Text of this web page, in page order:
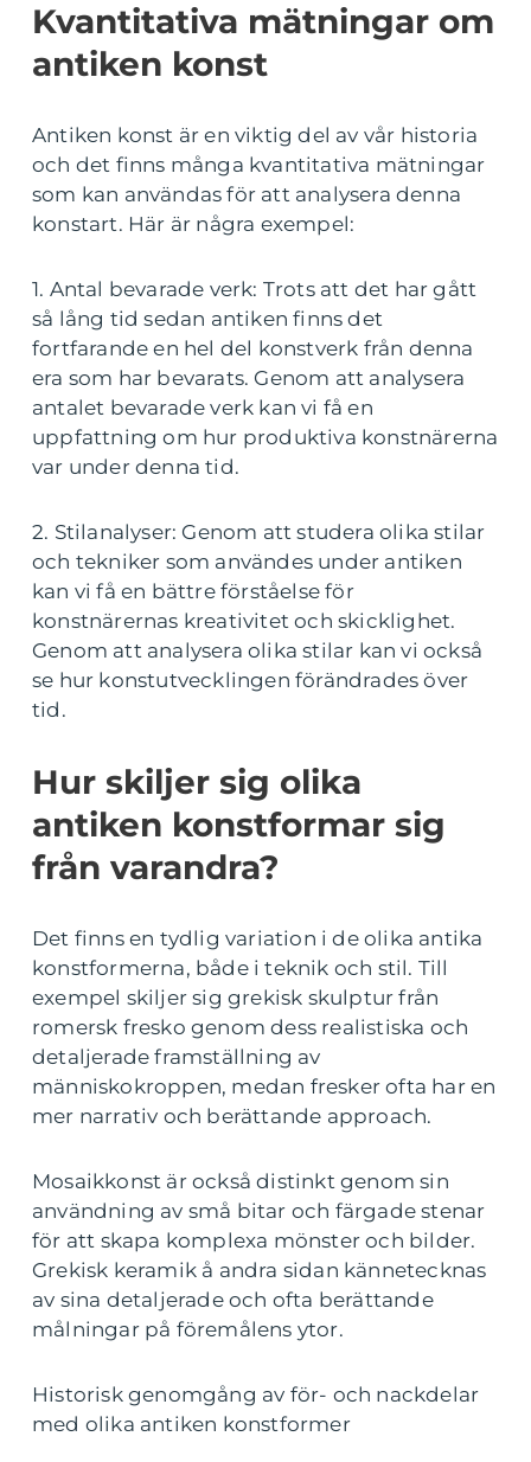
Kvantitativa mätningar om
antiken konst
Antiken konst är en viktig del av vår historia
och det finns många kvantitativa mätningar
som kan användas för att analysera denna
konstart. Här är några exempel:
1. Antal bevarade verk: Trots att det har gått
så lång tid sedan antiken finns det
fortfarande en hel del konstverk från denna
era som har bevarats. Genom att analysera
antalet bevarade verk kan vi få en
uppfattning om hur produktiva konstnärerna
var under denna tid.
2. Stilanalyser: Genom att studera olika stilar
och tekniker som användes under antiken
kan vi få en bättre förståelse för
konstnärernas kreativitet och skicklighet.
Genom att analysera olika stilar kan vi också
se hur konstutvecklingen förändrades över
tid.
Hur skiljer sig olika
antiken konstformar sig
från varandra?
Det finns en tydlig variation i de olika antika
konstformerna, både i teknik och stil. Till
exempel skiljer sig grekisk skulptur från
romersk fresko genom dess realistiska och
detaljerade framställning av
människokroppen, medan fresker ofta har en
mer narrativ och berättande approach.
Mosaikkonst är också distinkt genom sin
användning av små bitar och färgade stenar
för att skapa komplexa mönster och bilder.
Grekisk keramik å andra sidan kännetecknas
av sina detaljerade och ofta berättande
målningar på föremålens ytor.
Historisk genomgång av för- och nackdelar
med olika antiken konstformer